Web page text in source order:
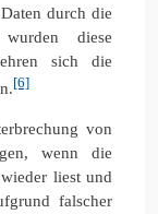
durch die
diese
sich die
[6]
von
wenn die
liest und
falscher